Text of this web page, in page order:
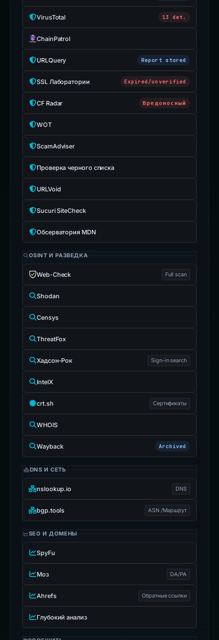
VirusTotal 13 det.
ChainPatrol
URLQuery Report stored
SSL Лаборатории Expired/unverified
CF Radar Вредоносный
WOT
ScamAdviser
Проверка черного списка
URLVoid
Sucuri SiteCheck
Обсерватория MDN
OSINT И РАЗВЕДКА
Web-Check Full scan
Shodan
Censys
ThreatFox
Хадсон-Рок Sign-in search
IntelX
crt.sh Сертификаты
WHOIS
Wayback Archived
DNS И СЕТЬ
nslookup.io DNS
bgp.tools ASN /Маршрут
SEO И ДОМЕНЫ
SpyFu
Моз DA/PA
Ahrefs Обратные ссылки
Глубокий анализ